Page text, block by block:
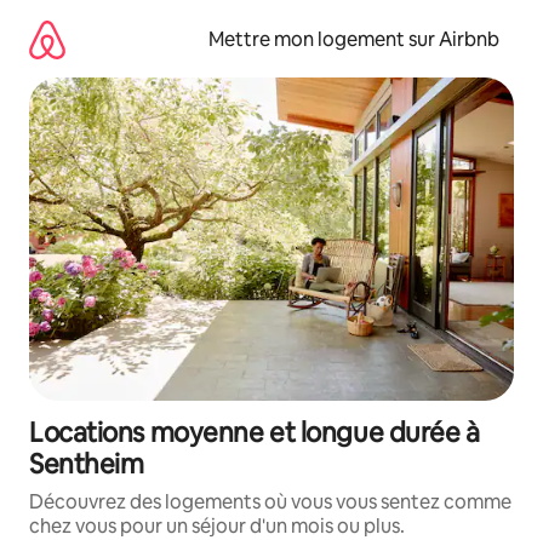
directement
contenu
Mettre mon logement sur Airbnb
Locations moyenne et longue durée à
Sentheim
Découvrez des logements où vous vous sentez comme
chez vous pour un séjour d'un mois ou plus.